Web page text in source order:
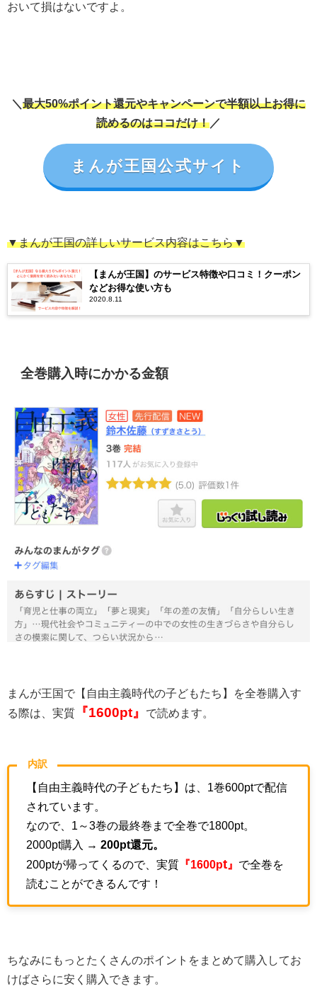
おいて損はないですよ。
＼ 最大50%ポイント還元やキャンペーンで半額以上お得に
読めるのはココだけ！／
まんが王国公式サイト
▼まんが王国の詳しいサービス内容はこちら▼
【まんが王国】のサービス特徴や口コミ！クーポン
などお得な使い方も
2020.8.11
全巻購入時にかかる金額
まんが王国で【 自由主義時代の子どもたち 】を全巻購入す
る際は、実質 『1600pt』 で読めます。
内訳
【 自由主義時代の子どもたち 】は、1巻600ptで配信
されています。
なので、1～3巻の最終巻まで全巻で1800pt。
2000pt購入 → 200pt還元。
200ptが帰ってくるので、実質 『1600pt 』 で全巻を
読むことができるんです！
ちなみにもっとたくさんのポイントをまとめて購入してお
けばさらに安く購入できます。